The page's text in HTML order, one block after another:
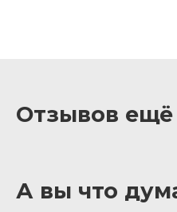
Отзывов ещё
А вы что